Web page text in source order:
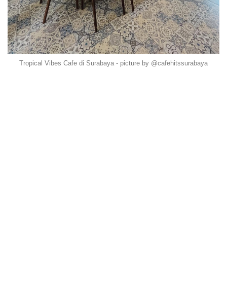
Tropical Vibes Cafe di Surabaya - picture by @cafehitssurabaya